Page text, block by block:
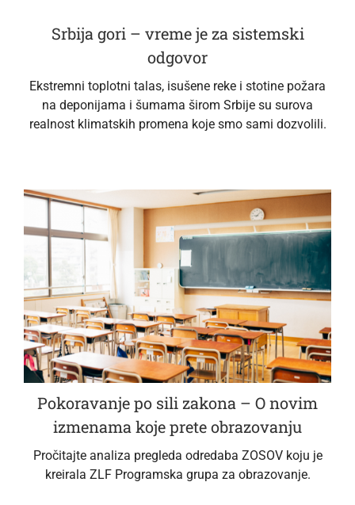
Srbija gori – vreme je za sistemski
odgovor
Ekstremni toplotni talas, isušene reke i stotine požara
na deponijama i šumama širom Srbije su surova
realnost klimatskih promena koje smo sami dozvolili.
Pokoravanje po sili zakona – O novim
izmenama koje prete obrazovanju
Pročitajte analiza pregleda odredaba ZOSOV koju je
kreirala ZLF Programska grupa za obrazovanje.